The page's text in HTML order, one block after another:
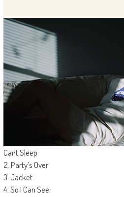
Cant Sleep
2. Party’s Over
3. Jacket
4. So I Can See